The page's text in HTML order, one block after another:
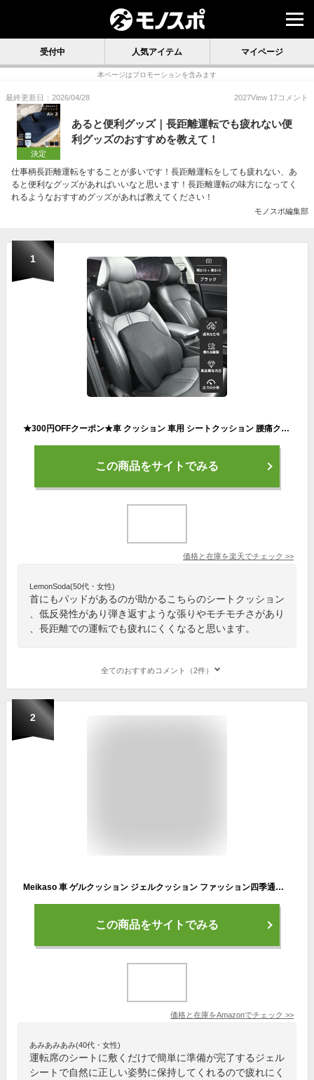
受付中 人気アイテム マイページ
本ページはプロモーションを含みます
最終更新日：2026/04/28 2027View 17コメント
決定
あると便利グッズ｜長距離運転でも疲れない便
利グッズのおすすめを教えて！
仕事柄長距離運転をすることが多いです！長距離運転をしても疲れない、あ
ると便利なグッズがあればいいなと思います！長距離運転の味方になってく
れるようなおすすめグッズがあれば教えてください！
モノスポ編集部
1
★300円OFFクーポン★車 クッション 車用 シートクッション 腰痛クッション 車 ネックパッド 背もたれ ヘッドレスト 低反発クッション 車 腰クッション 運転クッション 健康グッズ ランバーサポート 腰当て 通気 ギフト 四季汎用 頸枕と腰枕の2点セット ブラック
この商品をサイトでみる
価格と在庫を楽天でチェック >>
LemonSoda(50代・女性)
首にもパッドがあるのが助かるこちらのシートクッション
、低反発性があり弾き返すような張りやモチモチさがあり
、長距離での運転でも疲れにくくなると思います。
全てのおすすめコメント（2件）
2
Meikaso 車 ゲルクッション ジェルクッション ファッション四季通用 シートクッション 無重力 クッション車 座布団 アップグレード ハイエンド運転クッション お尻クッション カークッション クールカーシート エアーカーシート 滑り止め 蒸れない 痔 お尻が痛くならない 通気性 体圧分散 特大 自動車 椅子用 自宅 オフィス 敬老の日 ギフト (1-ブラック)
この商品をサイトでみる
価格と在庫をAmazonでチェック >>
あみあみあみ(40代・女性)
運転席のシートに敷くだけで簡単に準備が完了するジェル
シートで自然に正しい姿勢に保持してくれるので疲れにく